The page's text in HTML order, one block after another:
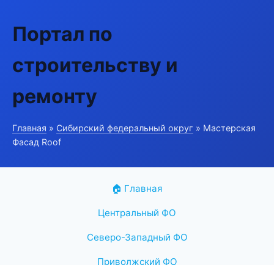
Портал по
строительству и
ремонту
Главная » Сибирский федеральный округ » Мастерская
Фасад Roof
🏠 Главная
Центральный ФО
Северо-Западный ФО
Приволжский ФО